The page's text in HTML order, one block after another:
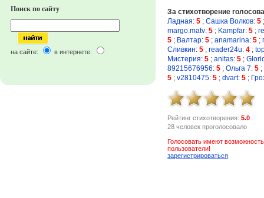
Поиск по сайту
на сайте: в интернете:
За стихотворение
Ладная: 5 ; Сашка Волков: 5
margo.matv: 5 ; Kampfar: 5 ;
5 ; Валтар: 5 ; anamarina: 5 ;
Сливкин: 5 ; reader24u: 4 ;
Мистерия: 5 ; anitas: 5 ;
89215676956: 5 ; Ольга 7: 5 ;
5 ; v2810475: 5 ; dvart: 5 ;
Рейтинг стихотворения: 5.0
28 человек проголосовало
Голосовать имеют
пользователи!
зарегистрироваться